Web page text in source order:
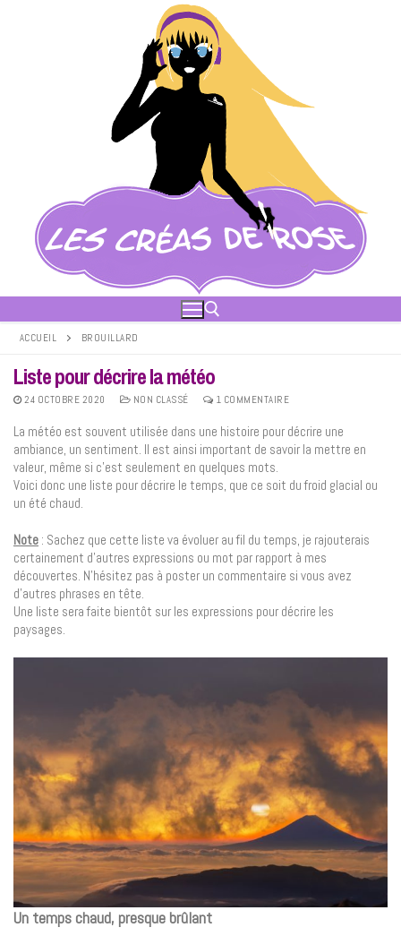
ACCUEIL BROUILLARD
Liste pour décrire la météo
24 OCTOBRE 2020 NON CLASSÉ 1 COMMENTAIRE
La météo est souvent utilisée dans une histoire pour décrire une
ambiance, un sentiment. Il est ainsi important de savoir la mettre en
valeur, même si c’est seulement en quelques mots.
Voici donc une liste pour décrire le temps, que ce soit du froid glacial ou
un été chaud.
Note : Sachez que cette liste va évoluer au fil du temps, je rajouterais
certainement d’autres expressions ou mot par rapport à mes
découvertes. N’hésitez pas à poster un commentaire si vous avez
d’autres phrases en tête.
Une liste sera faite bientôt sur les expressions pour décrire les
paysages.
Un temps chaud, presque brûlant